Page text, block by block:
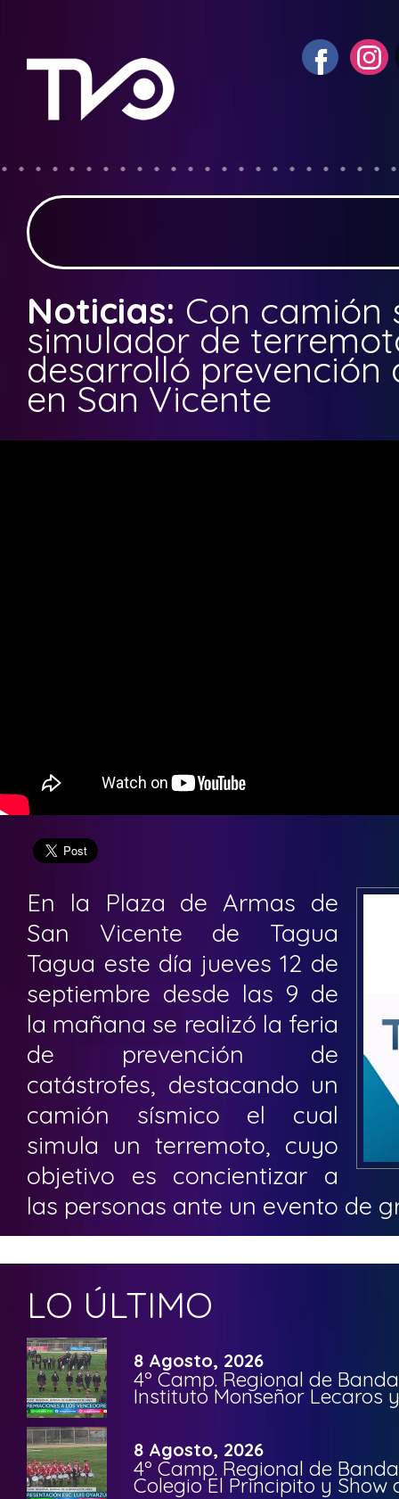
Noticias: Con camión
simulador de
desarrolló prevención
en San Vicente
En la Plaza de Armas de
San Vicente de Tagua
Tagua este día jueves 12 de
septiembre desde las 9 de
la mañana se realizó la feria
de prevención de
catástrofes, destacando un
camión sísmico el cual
simula un terremoto, cuyo
objetivo es concientizar a
las personas ante un evento de
LO ÚLTIMO
8 Agosto, 2026
4º Camp. Regional de
Instituto Monseñor Lecaros
8 Agosto, 2026
4º Camp. Regional de
Colegio El Principito y Show